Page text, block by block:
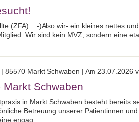
(ZFA)...:-)Also wir- ein kleines nettes
Wir sind kein MVZ, sondern eine
Markt Schwaben | Am 23.07.2026
Markt Schwaben
in Markt Schwaben besteht bereits
Betreuung unserer Patientinnen
engag...